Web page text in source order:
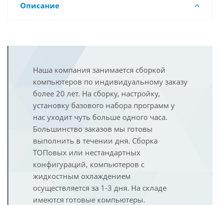
Описание
Наша компания занимается сборкой
компьютеров по индивидуальному заказу
более 20 лет. На сборку, настройку,
установку базового набора программ у
нас уходит чуть больше одного часа.
Большинство заказов мы готовы
выполнить в течении дня. Сборка
ТОПовых или нестандартных
конфигураций, компьютеров с
жидкостным охлаждением
осуществляется за 1-3 дня. На складе
имеются готовые компьютеры.